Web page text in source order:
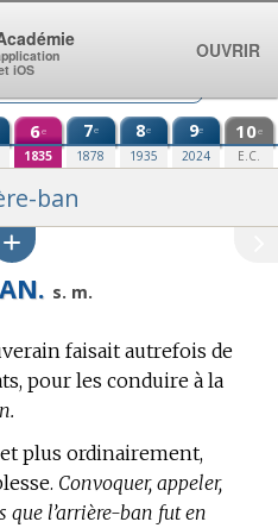
6e
1835
7e
1878
8e
1935
9e
2024
10e
E.C.
ban
s. m.
faisait autrefois de
pour les conduire à la
plus ordinairement,
Convoquer, appeler,
que l’arrière-ban fut en
iOS
OUVRIR